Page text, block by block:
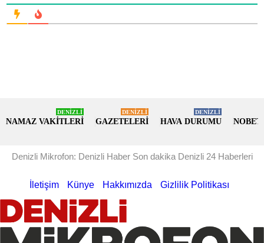
NAMAZ VAKİTLERİ
DENİZLİ
GAZETELERİ
DENİZLİ
HAVA DURUMU
DENİZLİ
Denizli Mikrofon: Denizli Haber Son dakika Denizli 24 Haberleri
İletişim Künye Hakkımızda Gizlilik Politikası